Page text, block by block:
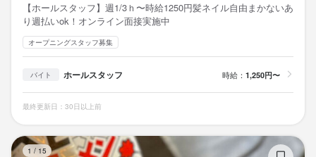
【ホールスタッフ】週1/3ｈ〜時給1250円髪ネイル自由まかないあ
り週払いok！オンライン面接実施中
オープニングスタッフ募集
バイト ホールスタッフ 時給： 1,250円〜
最終更新日：30日以上前
1 / 15